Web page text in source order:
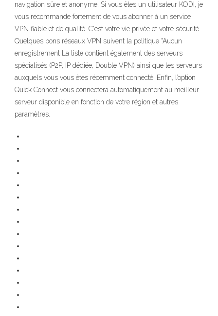
navigation sûre et anonyme. Si vous êtes un utilisateur KODI, je
vous recommande fortement de vous abonner à un service
VPN fiable et de qualité. C'est votre vie privée et votre sécurité.
Quelques bons réseaux VPN suivent la politique "Aucun
enregistrement La liste contient également des serveurs
spécialisés (P2P, IP dédiée, Double VPN) ainsi que les serveurs
auxquels vous vous êtes récemment connecté. Enfin, l’option
Quick Connect vous connectera automatiquement au meilleur
serveur disponible en fonction de votre région et autres
paramètres.